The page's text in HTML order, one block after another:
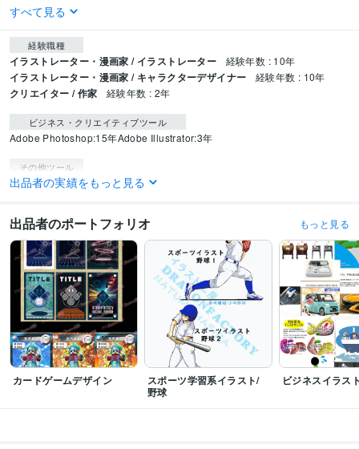
すべて見る
経験職種
イラストレーター・漫画家 / イラストレーター 経験年数 : 10年
イラストレーター・漫画家 / キャラクターデザイナー 経験年数 : 10年
クリエイター / 作家 経験年数 : 2年
ビジネス・クリエイティブツール
Adobe Photoshop:15年Adobe Illustrator:3年
その他ツール
Creative Cloud Standard:0年
イラスト作成・漫画制作 ディフォルメ～リアル寄りまで
イラストレーター
デザイン制作 画像加工
出品者の実績をもっと見る
出品者のポートフォリオ もっと見る
カードゲームデザイン
スポーツ学習系イラスト/
野球
ビジネスイラス